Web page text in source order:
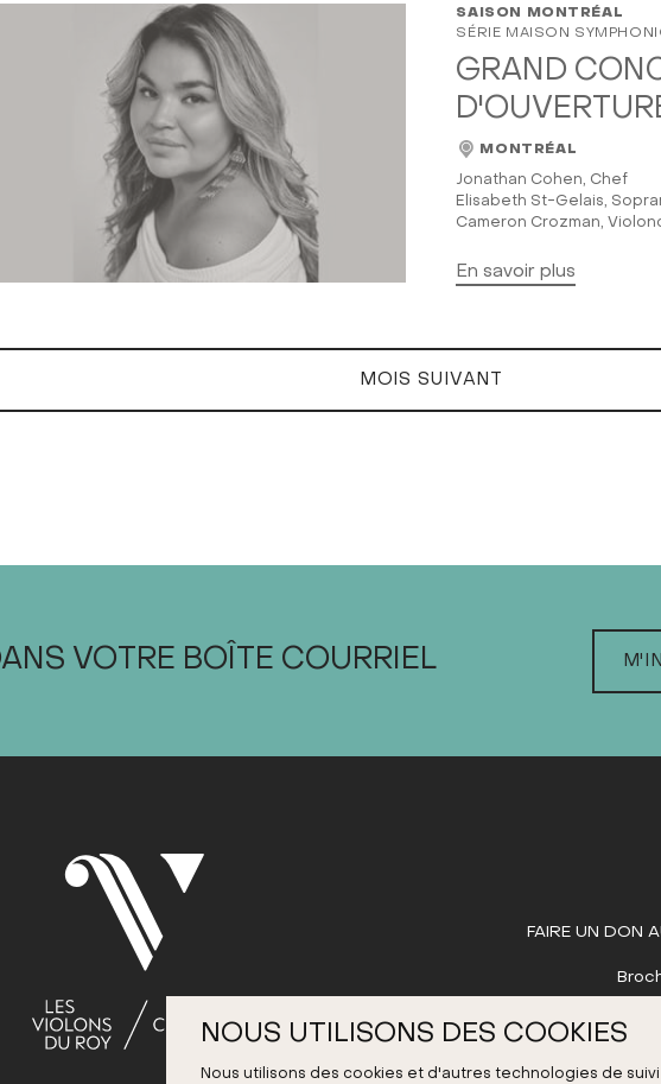
NOUS UTILISONS DES COOKIES
Nous utilisons des cookies et d'autres technologies de
SAISON MONTRÉAL
SÉRIE MAISON
GRAND
MONTRÉAL
Jonathan Cohen, Chef
Elisabeth St-Gelais,
Cameron Crozman,
En savoir plus
MOIS SUIVANT
VOTRE BOÎTE COURRIEL
FAIRE UN DON